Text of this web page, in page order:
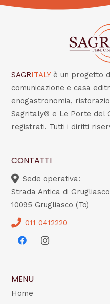
SAGRITALY è un progetto
comunicazione e casa
enogastronomia,
Sagritaly® e Le Porte del
registrati. Tutti i diritti
CONTATTI
Sede operativa:
Strada Antica di Grugliasco,
10095 Grugliasco (To)
011 0412220
MENU
Home